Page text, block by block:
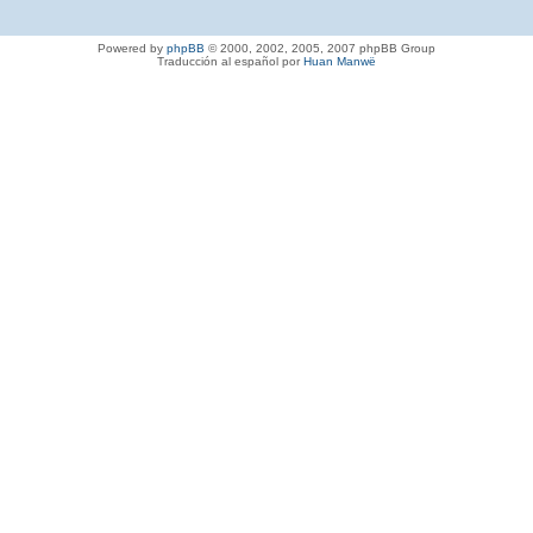
Powered by phpBB © 2000, 2002, 2005, 2007 phpBB Group
Traducción al español porHuan Manwë